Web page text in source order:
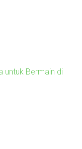
untuk Bermain di